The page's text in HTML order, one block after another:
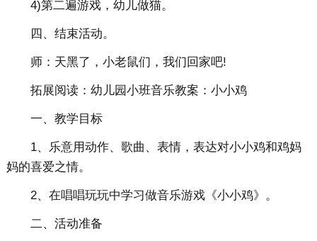
4)第二遍游戏，幼儿做猫。
四、结束活动。
师：天黑了，小老鼠们，我们回家吧!
拓展阅读：幼儿园小班音乐教案：小小鸡
一、教学目标
1、乐意用动作、歌曲、表情，表达对小小鸡和鸡妈
妈的喜爱之情。
2、在唱唱玩玩中学习做音乐游戏《小小鸡》。
二、活动准备